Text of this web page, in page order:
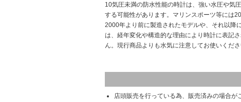
10気圧未満の防水性能の時計は、強い水圧や気
する可能性があります。マリンスポーツ等には
2000年より前に製造されたモデルや、それ以降
は、経年変化や構造的な理由により時計に表記
ん。現行商品よりも水気に注意してお使いくださ
店頭販売を行っている為、販売済みの場合が